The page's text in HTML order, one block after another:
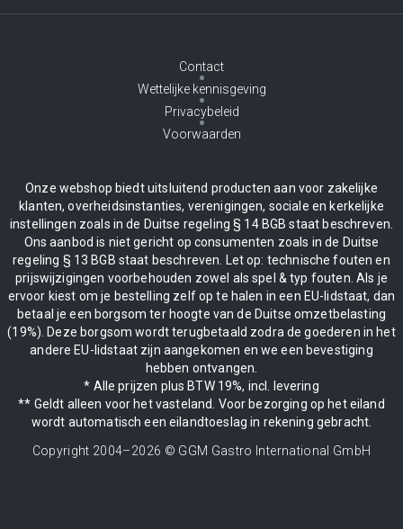
Contact
Wettelijke kennisgeving
Privacybeleid
Voorwaarden
Onze webshop biedt uitsluitend producten aan voor zakelijke
klanten, overheidsinstanties, verenigingen, sociale en kerkelijke
instellingen zoals in de Duitse regeling § 14 BGB staat beschreven.
Ons aanbod is niet gericht op consumenten zoals in de Duitse
regeling § 13 BGB staat beschreven. Let op: technische fouten en
prijswijzigingen voorbehouden zowel als spel & typ fouten. Als je
ervoor kiest om je bestelling zelf op te halen in een EU-lidstaat, dan
betaal je een borgsom ter hoogte van de Duitse omzetbelasting
(19%). Deze borgsom wordt terugbetaald zodra de goederen in het
andere EU-lidstaat zijn aangekomen en we een bevestiging
hebben ontvangen.
* Alle prijzen plus BTW 19%, incl. levering
** Geldt alleen voor het vasteland. Voor bezorging op het eiland
wordt automatisch een eilandtoeslag in rekening gebracht.
Copyright 2004–2026 © GGM Gastro International GmbH